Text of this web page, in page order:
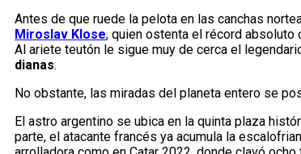
Antes de que ruede la pelota en las canchas
Miroslav Klose, quien ostenta el récord absoluto
Al ariete teutón le sigue muy de cerca el
dianas.
No obstante, las miradas del planeta entero se
El astro argentino se ubica en la quinta plaza
parte, el atacante francés ya acumula la